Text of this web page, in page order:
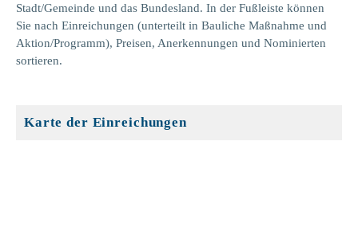
Stadt/Gemeinde und das Bundesland. In der Fußleiste können
Sie nach Einreichungen (unterteilt in Bauliche Maßnahme und
Aktion/Programm), Preisen, Anerkennungen und Nominierten
sortieren.
Karte der Einreichungen